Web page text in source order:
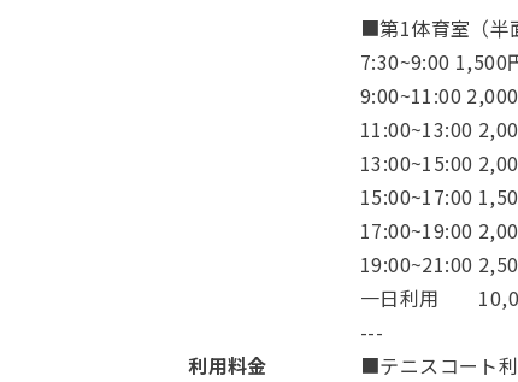
利用料金
■第1体育室（半
7:30~9:00 1,500
9:00~11:00
11:00~13:00
13:00~15:00
15:00~17:00
17:00~19:00
19:00~21:00
一日利用
---
■テニスコート利